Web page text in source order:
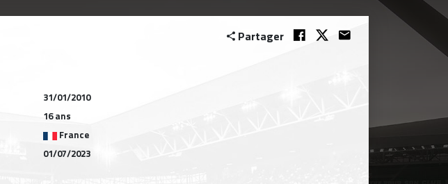
Partager
31/01/2010
16 ans
France
01/07/2023